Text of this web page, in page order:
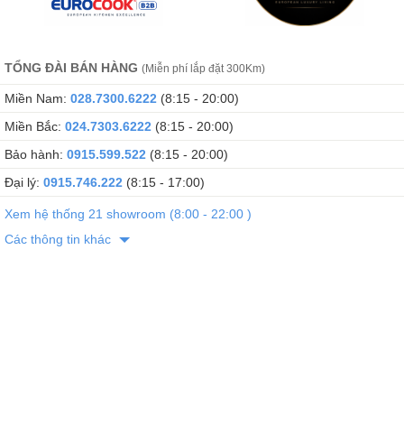
TỔNG ĐÀI BÁN HÀNG (Miễn phí lắp đặt 300Km)
Miền Nam: 028.7300.6222 (8:15 - 20:00)
Miền Bắc: 024.7303.6222 (8:15 - 20:00)
Bảo hành: 0915.599.522 (8:15 - 20:00)
Đại lý: 0915.746.222 (8:15 - 17:00)
Xem hệ thống 21 showroom (8:00 - 22:00 )
Các thông tin khác